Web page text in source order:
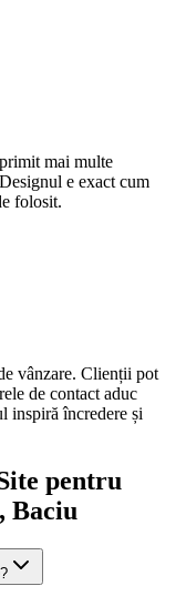
mai multe
e exact cum
folosit.
vânzare. Clienții pot
de contact aduc
inspiră încredere și
pentru
, Baciu